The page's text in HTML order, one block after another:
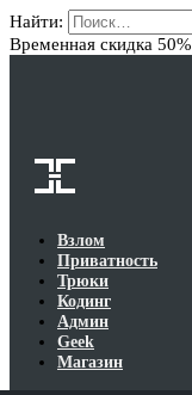
Найти:
Временная скидка 50%
Взлом
Приватность
Трюки
Кодинг
Админ
Geek
Магазин